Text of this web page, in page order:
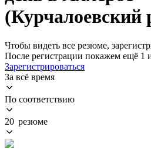
(Курчалоевский
Чтобы видеть все резюме,
После регистрации покажем ещё 1
Зарегистрироваться
За всё время
По соответствию
20 резюме